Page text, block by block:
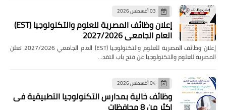
03 أغسطس 2026
إعلان وظائف المصرية للعلوم والتكنولوجيا (EST)
العام الجامعي 2027/2026
إعلان وظائف المصرية للعلوم والتكنولوجيا (EST) العام الجامعي 2027/2026 تعلن
المصرية للعلوم والتكنولوجيا عن فتح باب التقد…
04 أغسطس 2026
وظائف خالية بمدارس التكنولوجيا التطبيقية فى